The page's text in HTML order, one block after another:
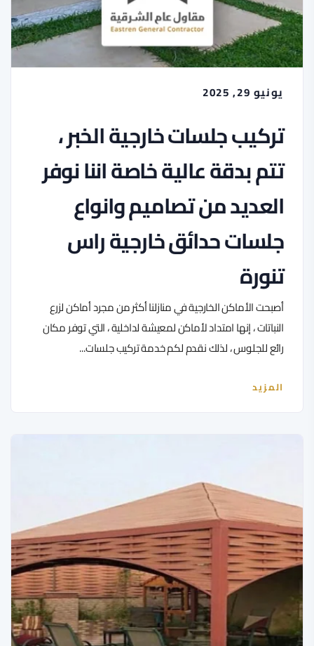
يونيو 29, 2025
تركيب جلسات خارجية الخبر ،
تتم بدقة عالية خاصة اننا نوفر
العديد من تصاميم وانواع
جلسات حدائق خارجية راس
تنورة
أصبحت الأماكن الخارجية في منازلنا أكثر من مجرد أماكن لزرع
النباتات ، إنها امتداد لأماكن لمعيشة لداخلية ، التي توفر مكان
رائع للجلوس ، لذلك نقدم لكم خدمة تركيب جلسات...
المزيد